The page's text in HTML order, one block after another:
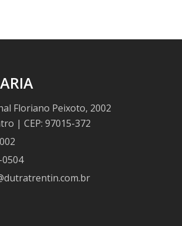
Floriano Peixoto, 2002
| CEP: 97015-372
0504